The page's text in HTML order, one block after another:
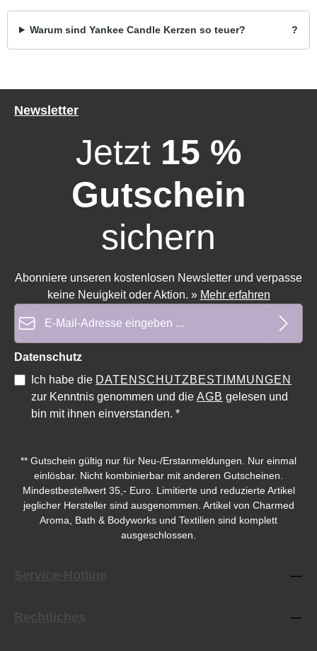
Warum sind Yankee Candle Kerzen so teuer?
Newsletter
Jetzt 15 %
Gutschein
sichern
Abonniere unseren kostenlosen Newsletter und verpasse
keine Neuigkeit oder Aktion. » Mehr erfahren
Datenschutz
Ich habe die DATENSCHUTZBESTIMMUNGEN
zur Kenntnis genommen und die AGB gelesen und
bin mit ihnen einverstanden. *
** Gutschein gültig nur für Neu-/Erstanmeldungen. Nur einmal
einlösbar. Nicht kombinierbar mit anderen Gutscheinen.
Mindestbestellwert 35,- Euro. Limitierte und reduzierte Artikel
jeglicher Hersteller sind ausgenommen. Artikel von Charmed
Aroma, Bath & Bodyworks und Textilien sind komplett
ausgeschlossen.